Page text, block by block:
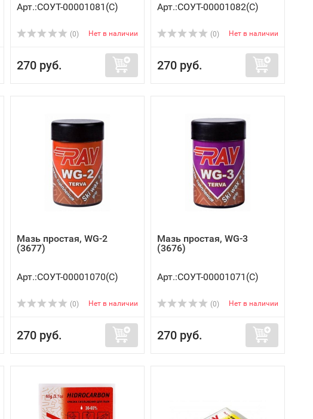
Арт.:СОУТ-00001081(C)
(0) Нет в наличии
270 руб.
Арт.:СОУТ-00001082(C)
(0) Нет в наличии
270 руб.
Мазь простая, WG-2
(3677)
Арт.:СОУТ-00001070(C)
(0) Нет в наличии
270 руб.
Мазь простая, WG-3
(3676)
Арт.:СОУТ-00001071(C)
(0) Нет в наличии
270 руб.